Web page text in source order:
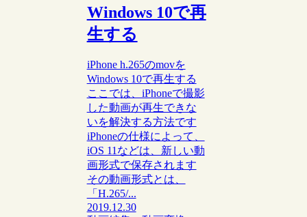
Windows 10で再
生する
iPhone h.265のmovを
Windows 10で再生する
ここでは、iPhoneで撮影
した動画が再生できな
いを解決する方法です
iPhoneの仕様によって、
iOS 11などは、新しい動
画形式で保存されます
その動画形式とは、
「H.265/...
2019.12.30